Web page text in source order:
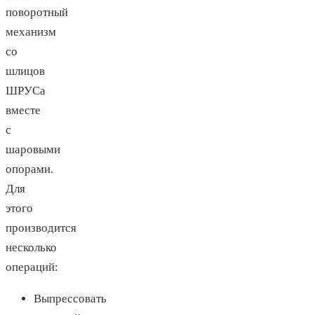
поворотный
механизм
со
шлицов
ШРУСа
вместе
с
шаровыми
опорами.
Для
этого
производится
несколько
операций:
Выпрессовать